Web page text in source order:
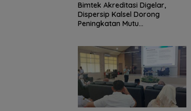
Bimtek Akreditasi Digelar,
Dispersip Kalsel Dorong
Peningkatan Mutu